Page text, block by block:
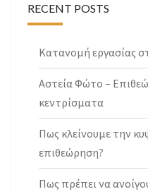
RECENT POSTS
Κατανομή εργασίας
Αστεία Φώτο –
κεντρίσματα
Πως κλείνουμε την
επιθεώρηση?
Πως πρέπει να